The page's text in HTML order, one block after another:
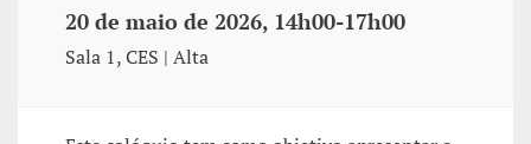
20 de maio de 2026, 14h00-17h00
Sala 1, CES | Alta